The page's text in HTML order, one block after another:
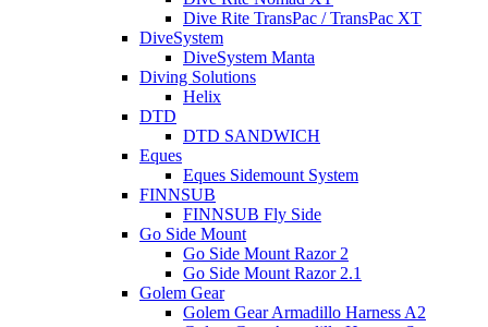
Dive Rite TransPac / TransPac XT
DiveSystem
DiveSystem Manta
Diving Solutions
Helix
DTD
DTD SANDWICH
Eques
Eques Sidemount System
FINNSUB
FINNSUB Fly Side
Go Side Mount
Go Side Mount Razor 2
Go Side Mount Razor 2.1
Golem Gear
Golem Gear Armadillo Harness A2